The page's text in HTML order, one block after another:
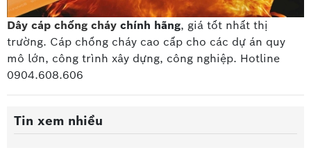
Dây cáp chống cháy chính hãng, giá tốt nhất thị
trường. Cáp chống cháy cao cấp cho các dự án quy
mô lớn, công trình xây dựng, công nghiệp. Hotline
0904.608.606
Tin xem nhiều